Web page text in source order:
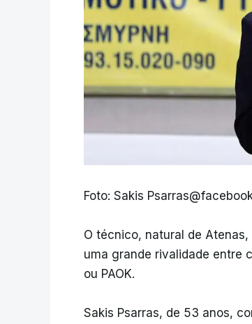
Foto: Sakis
O técnico, natural de
uma grande rivalidade entre
ou PAOK.
Sakis Psarras, de 53 anos,